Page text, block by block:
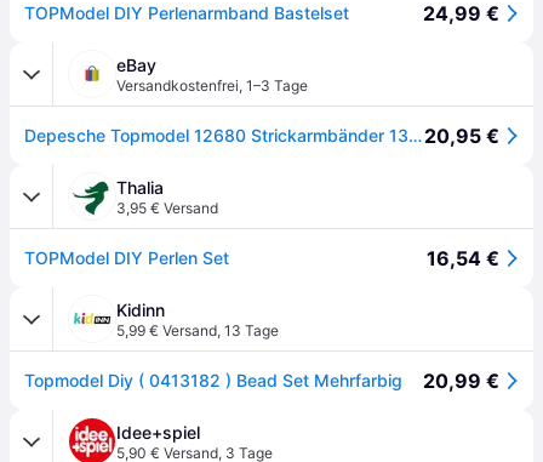
TOPModel DIY Perlenarmband Bastelset 24,99 €
eBay
Versandkostenfrei, 1–3 Tage
Depesche Topmodel 12680 Strickarmbänder 13182 Topmodel Perlenset 12482 Ylvi Haar20,95 €
Thalia
3,95 € Versand
TOPModel DIY Perlen Set 16,54 €
Kidinn
5,99 € Versand, 13 Tage
Topmodel Diy ( 0413182 ) Bead Set Mehrfarbig 20,99 €
Idee+spiel
5,90 € Versand, 3 Tage